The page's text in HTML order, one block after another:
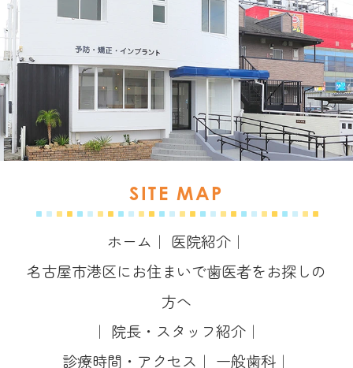
SITE MAP
ホーム ｜ 医院紹介 ｜
名古屋市港区にお住まいで歯医者をお探しの
方へ
｜ 院長・スタッフ紹介 ｜
診療時間・アクセス ｜ 一般歯科 ｜